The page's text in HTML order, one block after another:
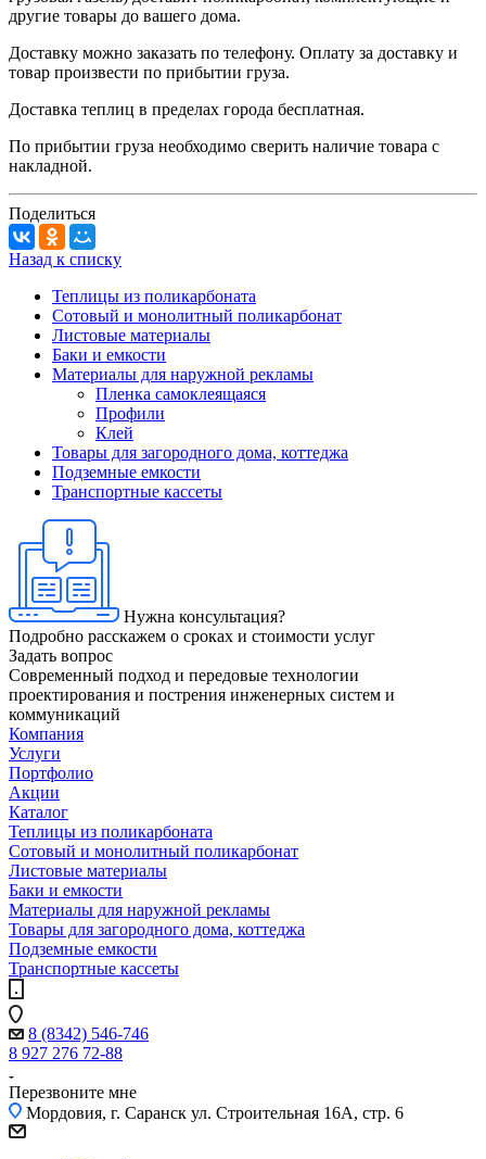
другие товары до вашего дома.
Доставку можно заказать по телефону. Оплату за доставку и
товар произвести по прибытии груза.
Доставка теплиц в пределах города бесплатная.
По прибытии груза необходимо сверить наличие товара с
накладной.
Поделиться
Назад к списку
Теплицы из поликарбоната
Сотовый и монолитный поликарбонат
Листовые материалы
Баки и емкости
Материалы для наружной рекламы
Пленка самоклеящаяся
Профили
Клей
Товары для загородного дома, коттеджа
Подземные емкости
Транспортные кассеты
Нужна консультация?
Подробно расскажем о сроках и стоимости услуг
Задать вопрос
Современный подход и передовые технологии
проектирования и пострения инженерных систем и
коммуникаций
Компания
Услуги
Портфолио
Акции
Каталог
Теплицы из поликарбоната
Сотовый и монолитный поликарбонат
Листовые материалы
Баки и емкости
Материалы для наружной рекламы
Товары для загородного дома, коттеджа
Подземные емкости
Транспортные кассеты
8 (8342) 546-746
8 927 276 72-88
Перезвоните мне
Мордовия, г. Саранск ул. Строительная 16A, стр. 6